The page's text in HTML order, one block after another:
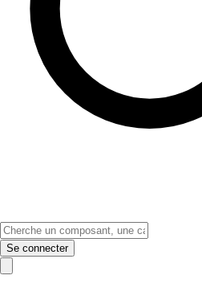
Se connecter